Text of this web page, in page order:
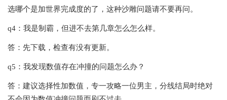
选哪个是加世界完成度的了，这种沙雕问题请不要再问。
q4：我是制霸，但进不去第几章怎么怎么样。
答：先下载，检查有没有更新。
q5：我发现数值存在冲撞的问题怎么办？
答：建议选择性加数值，专一攻略一位男主，分线结局时绝对